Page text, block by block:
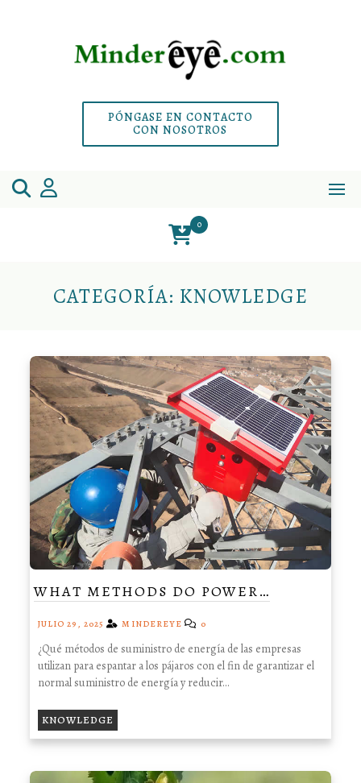
PÓNGASE EN CONTACTO
CON NOSOTROS
0
CATEGORÍA: KNOWLEDGE
WHAT METHODS DO POWER…
JULIO 29, 2025 MINDEREYE 0
¿Qué métodos de suministro de energía de las empresas
utilizan para espantar a los pájaros con el fin de garantizar el
normal suministro de energía y reducir...
KNOWLEDGE